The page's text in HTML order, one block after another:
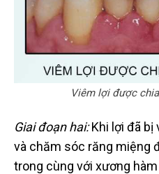
Viêm lợi được
Giai đoạn hai:Khi lợi đã bị
và chăm sóc răng miệng
trong cùng với xương